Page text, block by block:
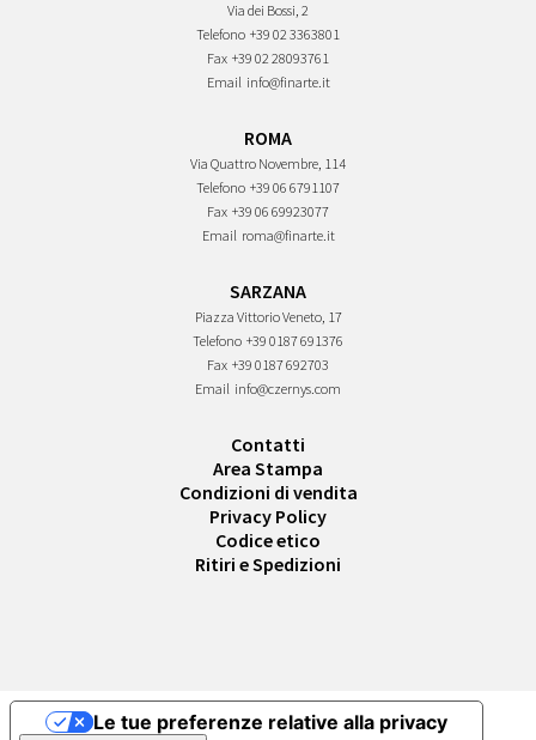
Via dei Bossi, 2
Telefono +39 02 3363801
Fax +39 02 28093761
Email info@finarte.it
ROMA
Via Quattro Novembre, 114
Telefono +39 06 6791107
Fax +39 06 69923077
Email roma@finarte.it
SARZANA
Piazza Vittorio Veneto, 17
Telefono +39 0187 691376
Fax +39 0187 692703
Email info@czernys.com
Contatti
Area Stampa
Condizioni di vendita
Privacy Policy
Codice etico
Ritiri e Spedizioni
Le tue preferenze relative alla privacy